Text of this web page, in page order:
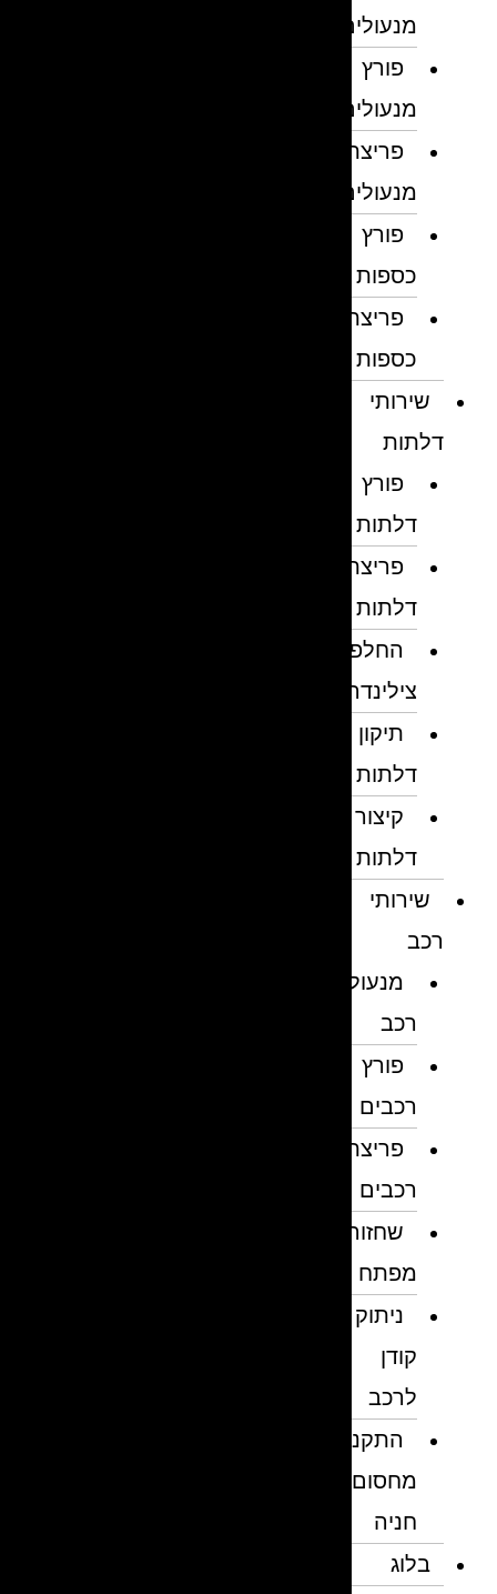
מנעולים
פורץ
מנעולים
פריצת
מנעולים
פורץ
כספות
פריצת
כספות
שירותי
דלתות
פורץ
דלתות
פריצת
דלתות
החלפת
צילינדרים
תיקון
דלתות
קיצור
דלתות
שירותי
מנעולן
פורץ
רכבים
פריצת
רכבים
שחזור
מפתח
ניתוק
לרכב
התקנת
מחסום
חניה
בלוג